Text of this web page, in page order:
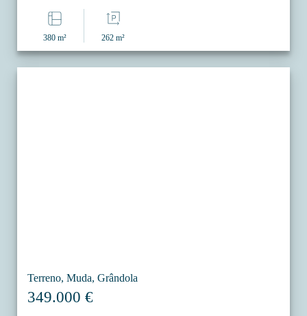
380 m² 262 m²
Terreno, Muda, Grândola
349.000 €